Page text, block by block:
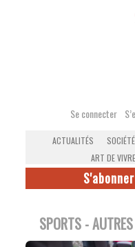
Se connecter
ACTUALITÉS SOCIÉTÉ
ART DE VIVRE
SPORTS - AUTRES